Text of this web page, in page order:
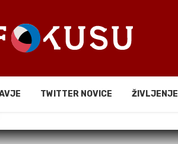
TWITTER NOVICE ŽIVLJENJE